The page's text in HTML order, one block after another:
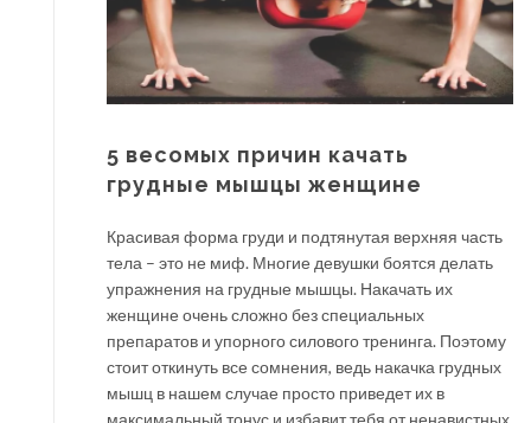
5 весомых причин качать
грудные мышцы женщине
Красивая форма груди и подтянутая верхняя часть
тела – это не миф. Многие девушки боятся делать
упражнения на грудные мышцы. Накачать их
женщине очень сложно без специальных
препаратов и упорного силового тренинга. Поэтому
стоит откинуть все сомнения, ведь накачка грудных
мышц в нашем случае просто приведет их в
максимальный тонус и избавит тебя от ненавистных